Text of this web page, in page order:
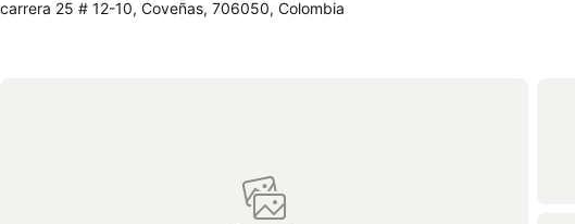
carrera 25 # 12-10, Coveñas, 706050, Colombia